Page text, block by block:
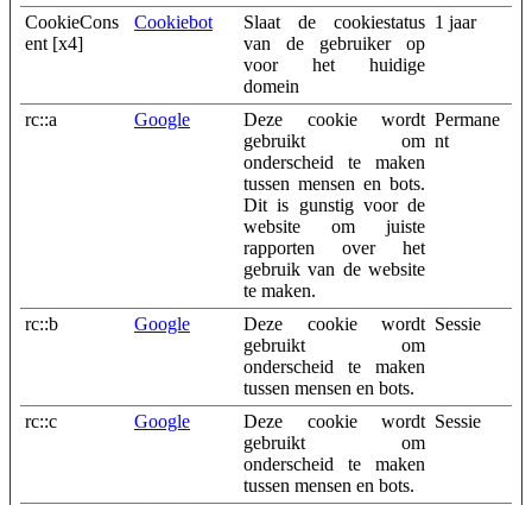
CookieCons
ent [x4]
Cookiebot
Slaat de cookiestatus
van de gebruiker op
voor het huidige
domein
1 jaar
rc::a Google
Deze cookie wordt
gebruikt om
onderscheid te maken
tussen mensen en bots.
Dit is gunstig voor de
website om juiste
rapporten over het
gebruik van de website
te maken.
Permane
nt
rc::b Google
Deze cookie wordt
gebruikt om
onderscheid te maken
tussen mensen en bots.
Sessie
rc::c Google
Deze cookie wordt
gebruikt om
onderscheid te maken
tussen mensen en bots.
Sessie